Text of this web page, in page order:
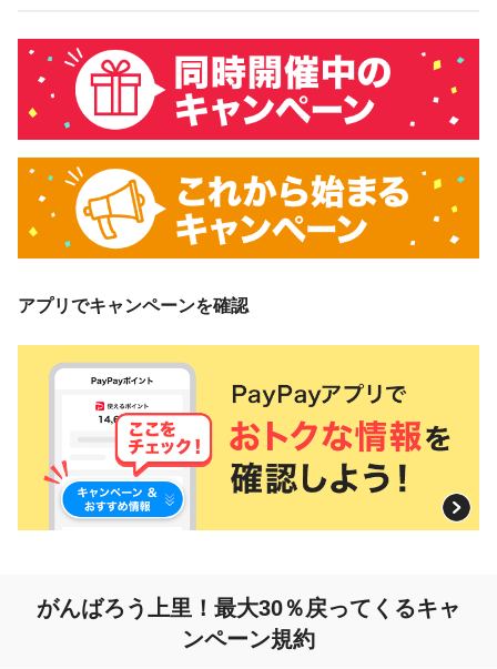
アプリでキャンペーンを確認
がんばろう上里！ 最大30％戻ってくるキャ
ンペーン規約